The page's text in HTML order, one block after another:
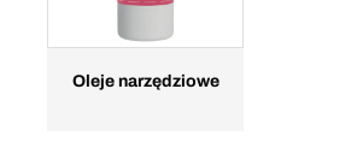
Oleje narzędziowe